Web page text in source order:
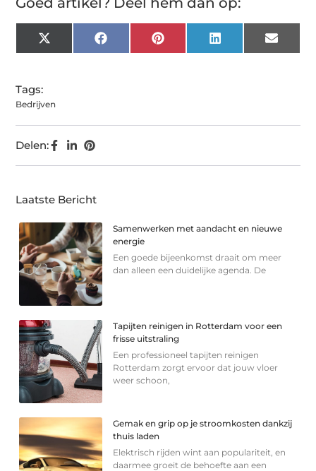
X
(Twitter)
FacebookPinterest LinkedIn Email
Tags:
Bedrijven
Delen:
Laatste Bericht
Samenwerken met aandacht en nieuwe
energie
Een goede bijeenkomst draait om meer
dan alleen een duidelijke agenda. De
Tapijten reinigen in Rotterdam voor een
frisse uitstraling
Een professioneel tapijten reinigen
Rotterdam zorgt ervoor dat jouw vloer
weer schoon,
Gemak en grip op je stroomkosten dankzij
thuis laden
Elektrisch rijden wint aan populariteit, en
daarmee groeit de behoefte aan een